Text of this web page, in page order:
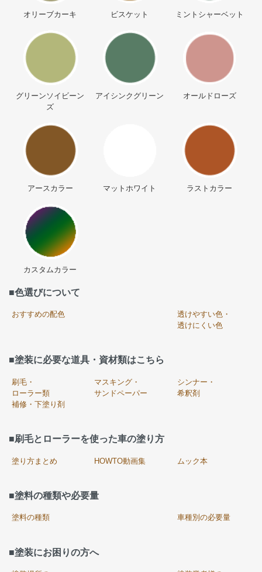
オリーブカーキ ビスケット ミントシャーベット
グリーンソイビーン
ズ
アイシンクグリーン オールドローズ
アースカラー マットホワイト ラストカラー
カスタムカラー
■色選びについて
おすすめの配色
透けやすい色・
透けにくい色
■塗装に必要な道具・資材類はこちら
刷毛・
ローラー類
マスキング・
サンドペーパー
シンナー・
希釈剤
補修・下塗り剤
■刷毛とローラーを使った車の塗り方
塗り方まとめ HOWTO動画集 ムック本
■塗料の種類や必要量
塗料の種類 車種別の必要量
■塗装にお困りの方へ